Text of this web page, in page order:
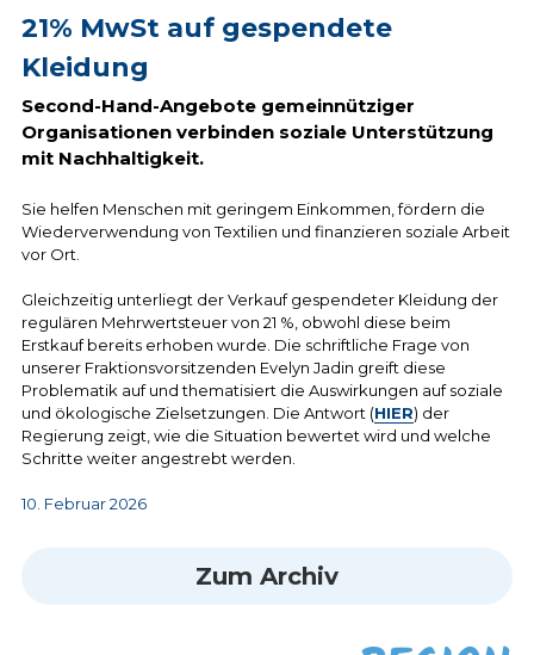
21% MwSt auf gespendete
Kleidung
Second-Hand-Angebote gemeinnütziger
Organisationen verbinden soziale Unterstützung
mit Nachhaltigkeit.
Sie helfen Menschen mit geringem Einkommen, fördern die
Wiederverwendung von Textilien und finanzieren soziale Arbeit
vor Ort.
Gleichzeitig unterliegt der Verkauf gespendeter Kleidung der
regulären Mehrwertsteuer von 21 %, obwohl diese beim
Erstkauf bereits erhoben wurde. Die schriftliche Frage von
unserer Fraktionsvorsitzenden Evelyn Jadin greift diese
Problematik auf und thematisiert die Auswirkungen auf soziale
und ökologische Zielsetzungen. Die Antwort (HIER) der
Regierung zeigt, wie die Situation bewertet wird und welche
Schritte weiter angestrebt werden.
10. Februar 2026
Zum Archiv